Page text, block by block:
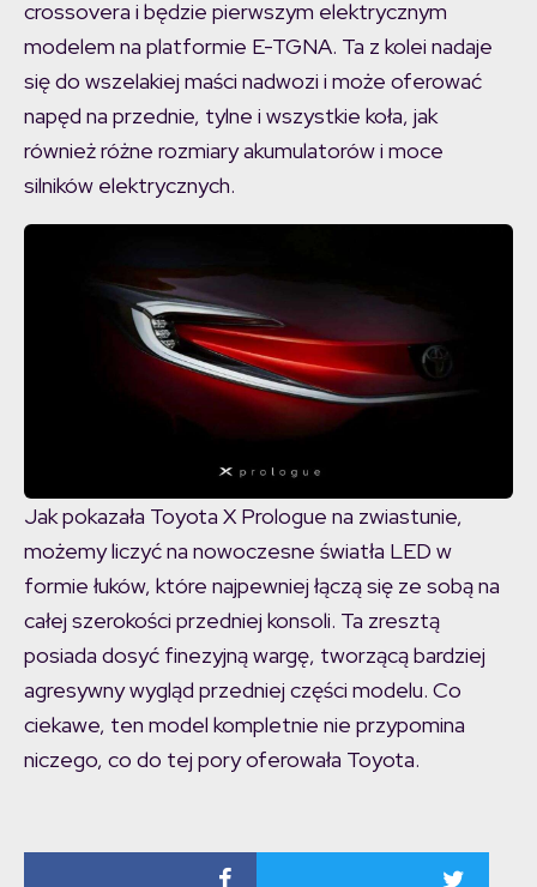
crossovera i będzie pierwszym elektrycznym
modelem na platformie E-TGNA. Ta z kolei nadaje
się do wszelakiej maści nadwozi i może oferować
napęd na przednie, tylne i wszystkie koła, jak
również różne rozmiary akumulatorów i moce
silników elektrycznych.
Jak pokazała Toyota X Prologue na zwiastunie,
możemy liczyć na nowoczesne światła LED w
formie łuków, które najpewniej łączą się ze sobą na
całej szerokości przedniej konsoli. Ta zresztą
posiada dosyć finezyjną wargę, tworzącą bardziej
agresywny wygląd przedniej części modelu. Co
ciekawe, ten model kompletnie nie przypomina
niczego, co do tej pory oferowała Toyota.